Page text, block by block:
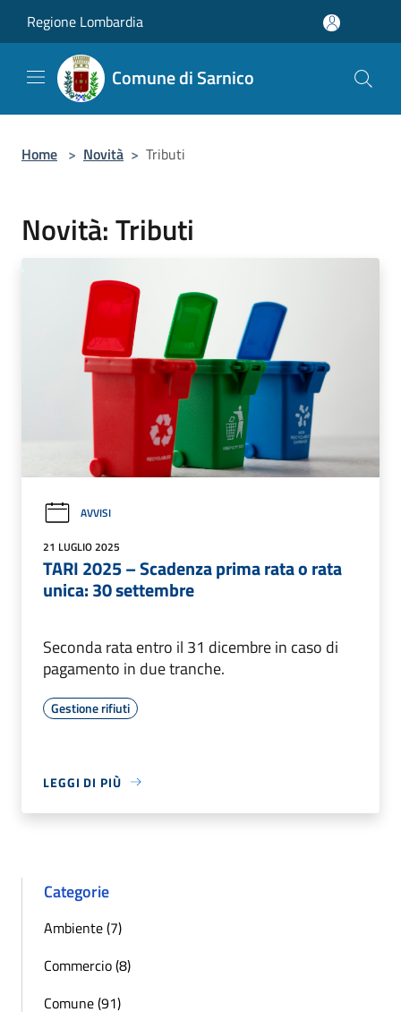
Regione Lombardia
Comune di Sarnico
Home > Novità > Tributi
Novità: Tributi
AVVISI
21 LUGLIO 2025
TARI 2025 – Scadenza prima rata o rata
unica: 30 settembre
Seconda rata entro il 31 dicembre in caso di
pagamento in due tranche.
Gestione rifiuti
LEGGI DI PIÙ
Categorie
Ambiente (7)
Commercio (8)
Comune (91)